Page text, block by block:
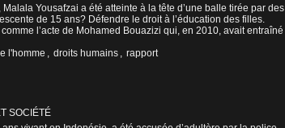
Yousafzai a été atteinte à la tête d’une balle tirée par des
de 15 ans? Défendre le droit à l’éducation des filles.
comme l’acte de Mohamed Bouazizi qui, en 2010, avait entraîné
l'homme , droits humains , rapport
SOCIÉTÉ